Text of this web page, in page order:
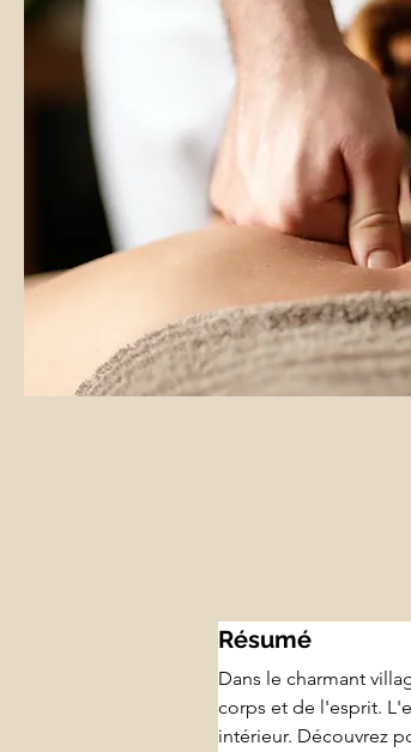
Résumé
Dans le charmant
corps et de l'esprit.
intérieur. Découvrez